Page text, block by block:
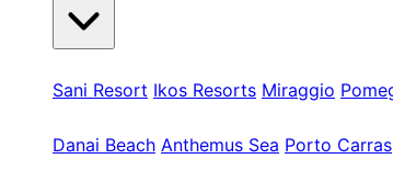
Sani Resort Ikos Resorts Miraggio
Danai Beach Anthemus Sea Porto Carras